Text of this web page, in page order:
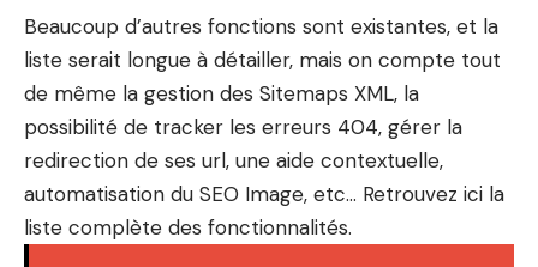
Beaucoup d’autres fonctions sont existantes, et la
liste serait longue à détailler, mais on compte tout
de même la gestion des Sitemaps XML, la
possibilité de tracker les erreurs 404, gérer la
redirection de ses url, une aide contextuelle,
automatisation du SEO Image, etc… Retrouvez ici la
liste complète des fonctionnalités.